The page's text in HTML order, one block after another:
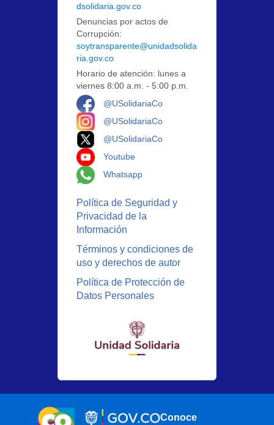
dsolidaria.gov.co
Denuncias por actos de
Corrupción:
soytransparente@unidadsolida
ria.gov.co
Horario de atención: lunes a
viernes 8:00 a.m. - 5:00 p.m.
@USolidariaCo
@USolidariaCo
@USolidariaCo
Youtube
Whatsapp
Política de Seguridad y
Privacidad de la
Información
Términos y condiciones de
uso y derechos de autor
Política de Protección de
Datos Personales
Conoce